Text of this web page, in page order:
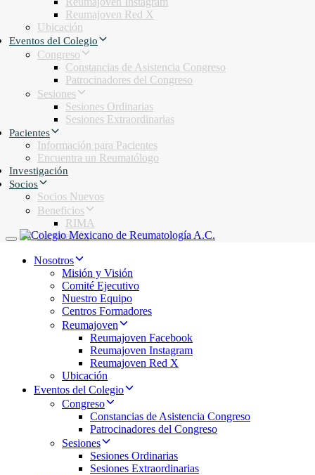
Reumajoven Red X
Ubicación
Eventos del Colegio
Congreso
Constancias de Asistencia Congreso
Patrocinadores del Congreso
Sesiones
Sesiones Ordinarias
Sesiones Extraordinarias
Pacientes
Información para Pacientes
Encuentra un Reumatólogo
Investigación
Socios
Socios Nuevos
Beneficios
RIMA
Facturación
Toggle navigation
Nosotros
Misión y Visión
Comité Ejecutivo
Nuestro Equipo
Centros Formadores
Reumajoven
Reumajoven Facebook
Reumajoven Instagram
Reumajoven Red X
Ubicación
Eventos del Colegio
Congreso
Constancias de Asistencia Congreso
Patrocinadores del Congreso
Sesiones
Sesiones Ordinarias
Sesiones Extraordinarias